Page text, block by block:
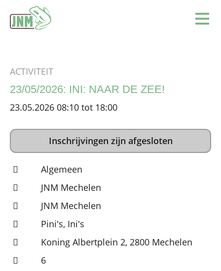
ACTIVITEIT
23/05/2026: INI: NAAR DE ZEE!
23.05.2026 08:10 tot 18:00
Inschrijvingen zijn afgesloten
Algemeen
JNM Mechelen
JNM Mechelen
Pini's, Ini's
Koning Albertplein 2, 2800 Mechelen
6